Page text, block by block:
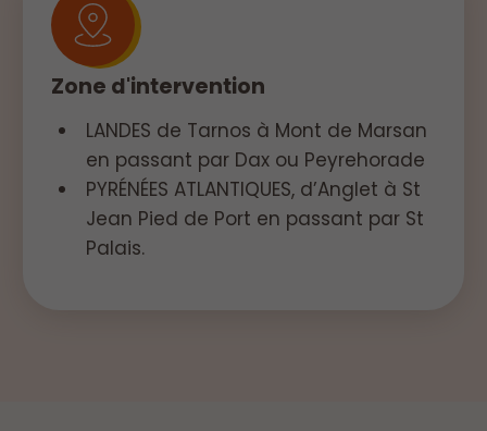
Zone d'intervention
LANDES de Tarnos à Mont de Marsan
en passant par Dax ou Peyrehorade
PYRÉNÉES ATLANTIQUES, d’Anglet à St
Jean Pied de Port en passant par St
Palais.